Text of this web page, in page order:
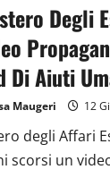
Degli
Di Aiuti
Maugeri 12
degli Affari
scorsi un